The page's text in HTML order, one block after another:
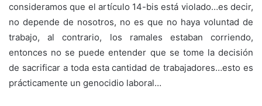
consideramos que el artículo 14-bis está violado…es decir,
no depende de nosotros, no es que no haya voluntad de
trabajo, al contrario, los ramales estaban corriendo,
entonces no se puede entender que se tome la decisión
de sacrificar a toda esta cantidad de trabajadores…esto es
prácticamente un genocidio laboral…